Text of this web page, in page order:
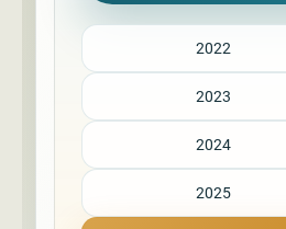
2022
2023
2024
2025